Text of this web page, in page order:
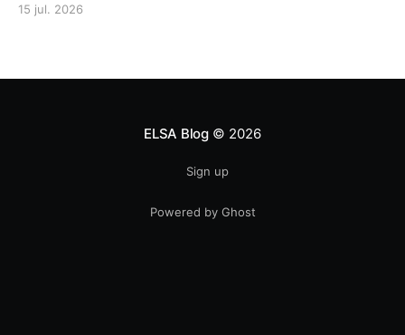
15 jul. 2026
ELSA Blog© 2026
Sign up
Powered by Ghost